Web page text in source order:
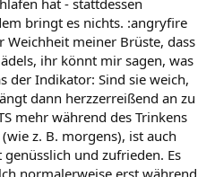
bringt es nichts. :angryfire
Weichheit meiner Brüste, dass
ihr könnt mir sagen, was
der Indikator: Sind sie weich,
dann herzzerreißend an zu
mehr während des Trinkens
z. B. morgens), ist auch
und zufrieden. Es
normalerweise erst während